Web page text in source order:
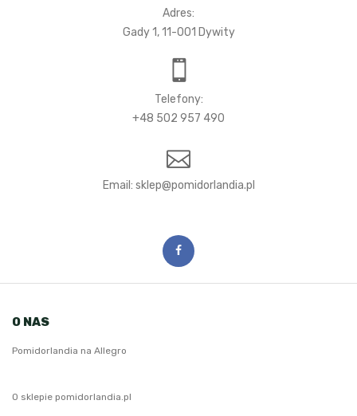
Adres:
Gady 1, 11-001 Dywity
Telefony:
+48 502 957 490
Email:
O NAS
Pomidorlandia na Allegro
O sklepie pomidorlandia.pl